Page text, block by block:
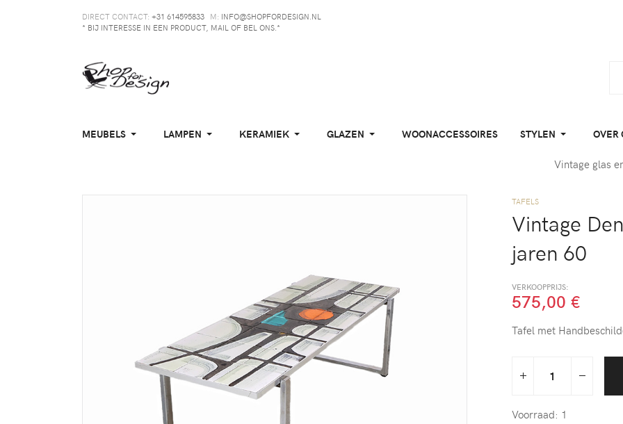
DIRECT CONTACT: +31 614595833 M: INFO@SHOPFORDESIGN.NL
* BIJ INTERESSE IN EEN PRODUCT, MAIL OF BEL ONS.*
MEUBELS LAMPEN KERAMIEK GLAZEN WOONACCESSOIRES STYLEN OVER
Vintage glas
TAFELS
Vintage
jaren 60
VERKOOPPRIJS:
575,00 €
Tafel met
Voorraad: 1